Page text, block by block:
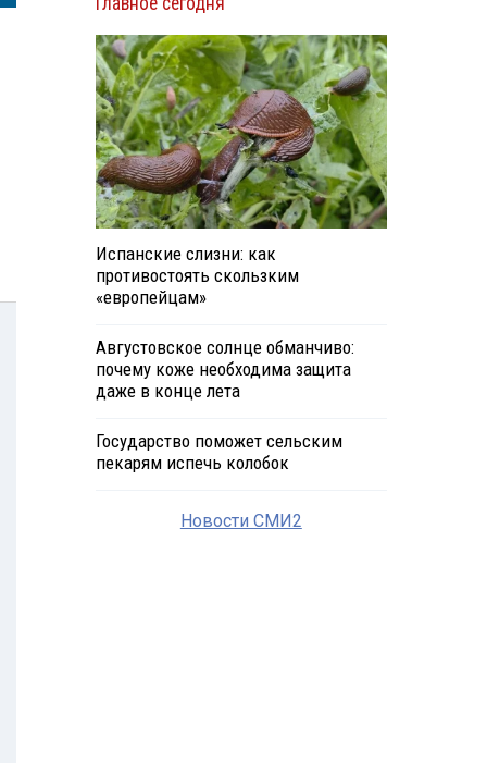
Испанские слизни: как
противостоять скользким
«европейцам»
Августовское солнце обманчиво:
почему коже необходима защита
даже в конце лета
Государство поможет сельским
пекарям испечь колобок
Новости СМИ2